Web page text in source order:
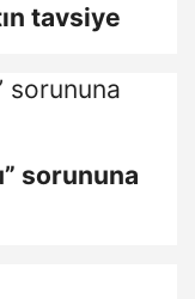
tavsiye
sorununa